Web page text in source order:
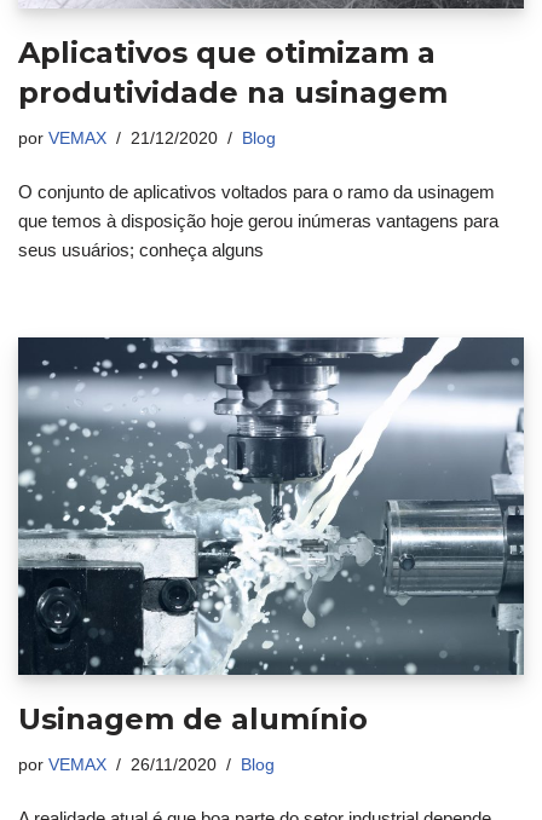
Aplicativos que otimizam a
produtividade na usinagem
por VEMAX 21/12/2020 Blog
O conjunto de aplicativos voltados para o ramo da usinagem
que temos à disposição hoje gerou inúmeras vantagens para
seus usuários; conheça alguns
Usinagem de alumínio
por VEMAX 26/11/2020 Blog